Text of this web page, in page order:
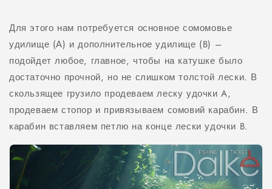
Для этого нам потребуется основное сомомовье
удилище (А) и дополнительное удилище (B) –
подойдет любое, главное, чтобы на катушке было
достаточно прочной, но не слишком толстой лески. В
скользящее грузило продеваем леску удочки A,
продеваем стопор и привязываем сомовий карабин. В
карабин вставляем петлю на конце лески удочки B.